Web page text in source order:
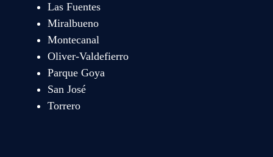
Las Fuentes
Miralbueno
Montecanal
Oliver-Valdefierro
Parque Goya
San José
Torrero